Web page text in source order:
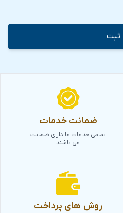
ضمانت خدمات
تمامی خدمات ما دارای ضمانت
می باشند
روش های پرداخت